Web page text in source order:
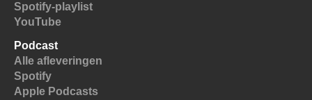
Spotify-playlist
YouTube
Podcast
Alle afleveringen
Spotify
Apple Podcasts